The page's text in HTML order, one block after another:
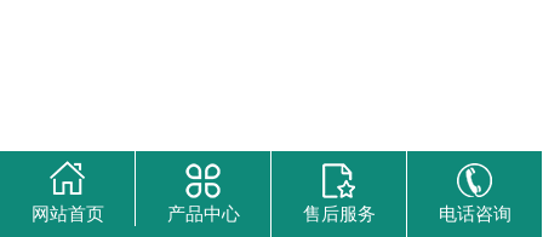
网站首页 产品中心 售后服务 电话咨询